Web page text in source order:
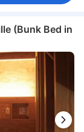
(Bunk Bed in